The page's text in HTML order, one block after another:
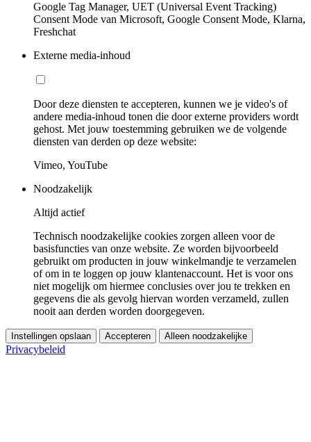
Google Tag Manager, UET (Universal Event Tracking)
Consent Mode van Microsoft, Google Consent Mode, Klarna,
Freshchat
Externe media-inhoud
Door deze diensten te accepteren, kunnen we je video's of
andere media-inhoud tonen die door externe providers wordt
gehost. Met jouw toestemming gebruiken we de volgende
diensten van derden op deze website:
Vimeo, YouTube
Noodzakelijk
Altijd actief
Technisch noodzakelijke cookies zorgen alleen voor de
basisfuncties van onze website. Ze worden bijvoorbeeld
gebruikt om producten in jouw winkelmandje te verzamelen
of om in te loggen op jouw klantenaccount. Het is voor ons
niet mogelijk om hiermee conclusies over jou te trekken en
gegevens die als gevolg hiervan worden verzameld, zullen
nooit aan derden worden doorgegeven.
Instellingen opslaan Accepteren Alleen noodzakelijke
Privacybeleid